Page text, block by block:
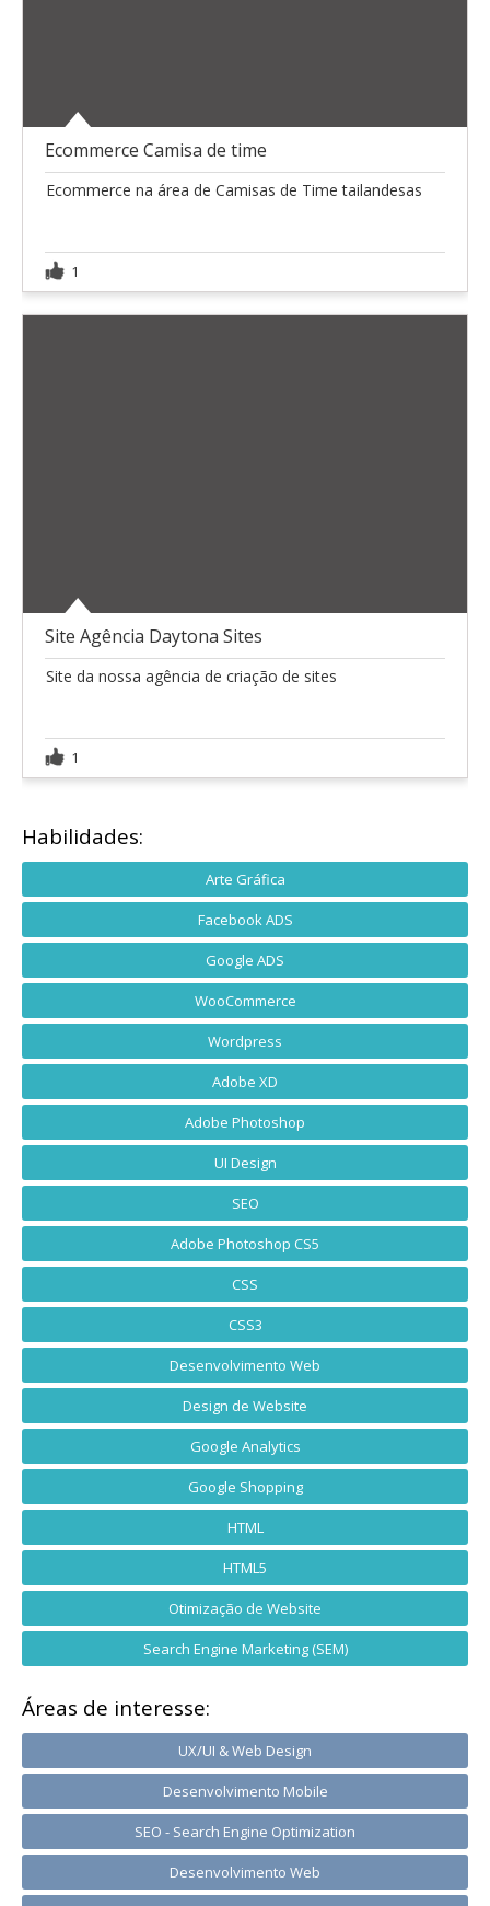
Ecommerce Camisa de time
Ecommerce na área de Camisas de Time tailandesas
1
Site Agência Daytona Sites
Site da nossa agência de criação de sites
1
Habilidades:
Arte Gráfica
Facebook ADS
Google ADS
WooCommerce
Wordpress
Adobe XD
Adobe Photoshop
UI Design
SEO
Adobe Photoshop CS5
CSS
CSS3
Desenvolvimento Web
Design de Website
Google Analytics
Google Shopping
HTML
HTML5
Otimização de Website
Search Engine Marketing (SEM)
Áreas de interesse:
UX/UI & Web Design
Desenvolvimento Mobile
SEO - Search Engine Optimization
Desenvolvimento Web